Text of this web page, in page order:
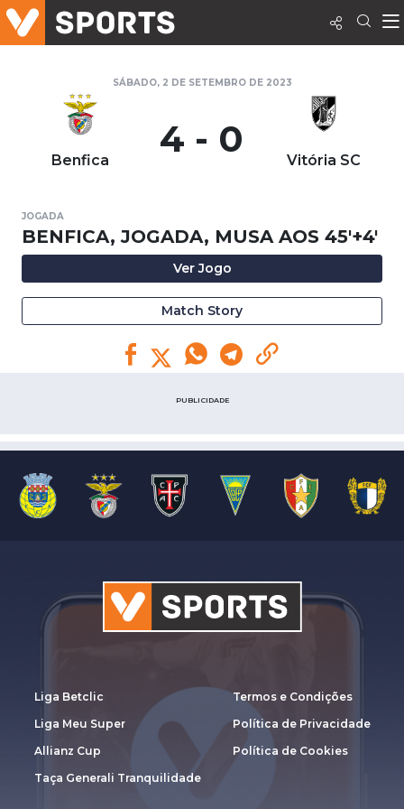
SÁBADO, 2 DE SETEMBRO DE 2023
Benfica 4 - 0 Vitória SC
JOGADA
BENFICA, JOGADA, MUSA AOS 45'+4'
Ver Jogo
Match Story
PUBLICIDADE
Liga Betclic
Liga Meu Super
Allianz Cup
Taça Generali Tranquilidade
Termos e Condições
Política de Privacidade
Política de Cookies